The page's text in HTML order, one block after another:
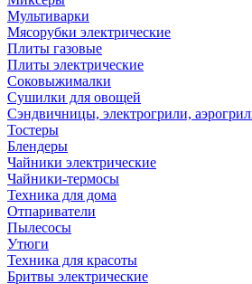
Мультиварки
Мясорубки электрические
Плиты газовые
Плиты электрические
Соковыжималки
Сушилки для овощей
Сэндвичницы, электрогрили,
Тостеры
Блендеры
Чайники электрические
Чайники-термосы
Техника для дома
Отпариватели
Пылесосы
Утюги
Техника для красоты
Бритвы электрические